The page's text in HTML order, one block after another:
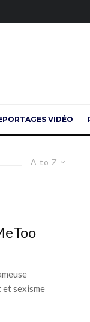
VIDÉO
A to Z
et sexisme